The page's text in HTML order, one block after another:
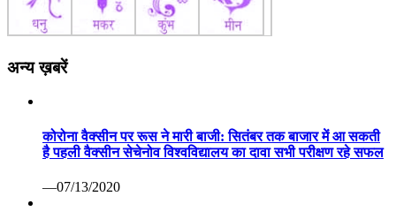
—04/07/2020
विज़िटर संख्या